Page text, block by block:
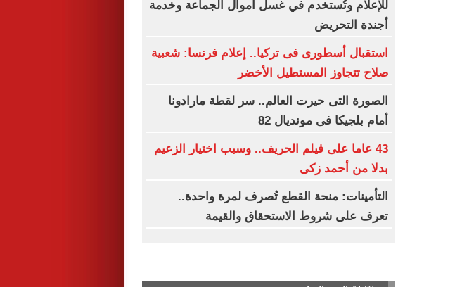
للإعلام وتُستخدم في غسل أموال الجماعة وخدمة
أجندة التحريض
استقبال أسطورى فى تركيا.. إعلام فرنسا: شعبية
صلاح تتجاوز المستطيل الأخضر
الصورة التى حيرت العالم.. سر لقطة مارادونا
أمام بلجيكا فى مونديال 82
43 عاما على فيلم الحريف.. وسبب اختيار الزعيم
بدلا من أحمد زكى
التأمينات: منحة القطع تُصرف لمرة واحدة..
تعرف على شروط الاستحقاق والقيمة